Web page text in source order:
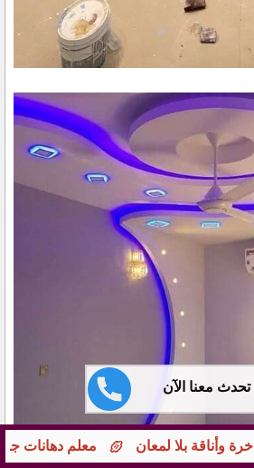
تحدث معنا الآن
معلم دهانات جوامع ومؤسسات بجدة – تشطيبات راقية